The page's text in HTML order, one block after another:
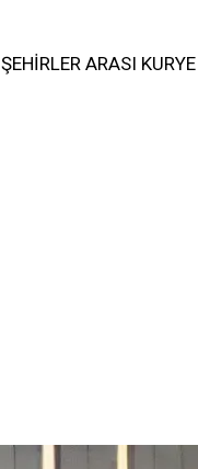
ŞEHIRLER ARASI KURYE